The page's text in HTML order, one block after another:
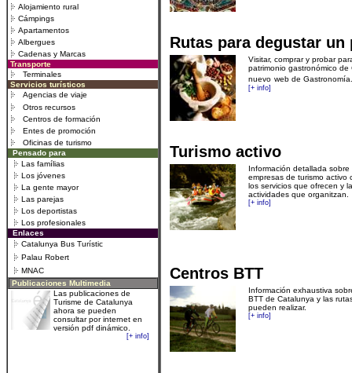
Alojamiento rural
Cámpings
Apartamentos
Albergues
Cadenas y Marcas
Transporte
Terminales
Servicios turísticos
Agencias de viaje
Otros recursos
Centros de formación
Entes de promoción
Oficinas de turismo
Pensado para
Las famílias
Los jóvenes
La gente mayor
Las parejas
Los deportistas
Los profesionales
Enlaces
Catalunya Bus Turístic
Palau Robert
MNAC
Publicaciones Multimedia
Las publicaciones de
Turisme de Catalunya
ahora se pueden
consultar por internet en
versión pdf dinámico.
[+ info]
Rutas para degustar un
Visitar, comprar y probar
patrimonio gastronómico de
nuevo web de Gastronomía.
[+ info]
Turismo activo
Información detallada sobre
empresas de turismo activo
los servicios que ofrecen y
actividades que organitzan.
[+ info]
Centros BTT
Información exhaustiva
BTT de Catalunya y las
pueden realizar.
[+ info]